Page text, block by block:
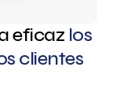
eficaz los
clientes